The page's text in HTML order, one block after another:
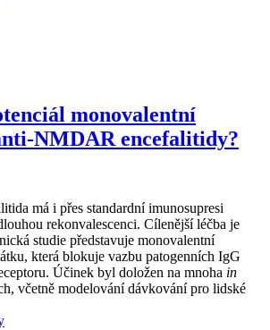
monovalentní
NMDAR encefalitidy?
má i přes standardní imunosupresi
rekonvalescenci. Cílenější léčba je
studie představuje monovalentní
která blokuje vazbu patogenních IgG
Účinek byl doložen na mnoha in
včetně modelování dávkování pro lidské